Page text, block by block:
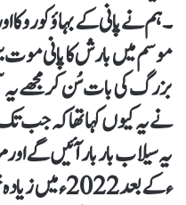
۔ ہم نے پانی کے بہاؤ کو
موسم میں بارش کا پانی
بزرگ کی بات سُن کر مجھے یہ
نے یہ کیوں کہا تھا کہ جب
ء کے بعد